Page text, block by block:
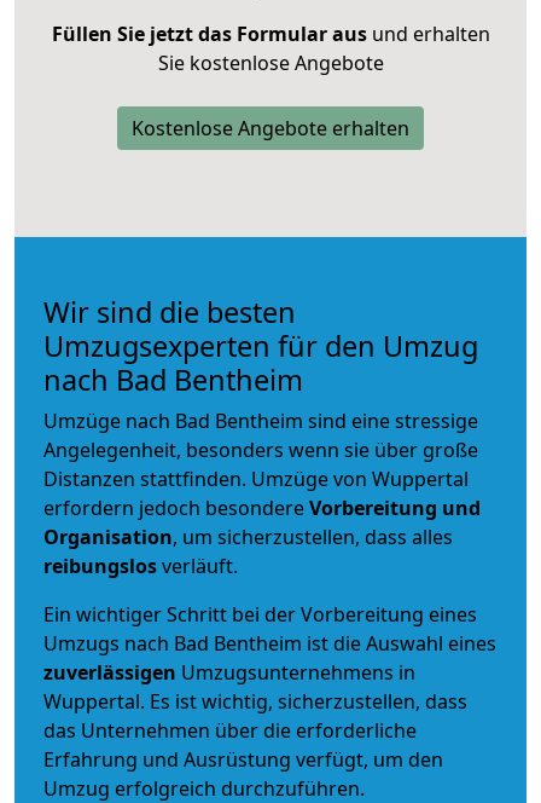
Füllen Sie jetzt das Formular ausund erhalten
Sie kostenlose Angebote
Kostenlose Angebote erhalten
Wir sind die besten
Umzugsexperten für den Umzug
nach Bad Bentheim
Umzüge nach Bad Bentheim sind eine stressige
Angelegenheit, besonders wenn sie über große
Distanzen stattfinden. Umzüge von Wuppertal
erfordern jedoch besondereVorbereitung und
Organisation, um sicherzustellen, dass alles
reibungslosverläuft.
Ein wichtiger Schritt bei der Vorbereitung eines
Umzugs nach Bad Bentheim ist die Auswahl eines
zuverlässigen Umzugsunternehmens in
Wuppertal. Es ist wichtig, sicherzustellen, dass
das Unternehmen über die erforderliche
Erfahrung und Ausrüstung verfügt, um den
Umzug erfolgreich durchzuführen.